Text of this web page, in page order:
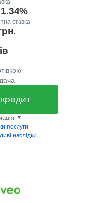
ставка
▼
послуги
наслідки